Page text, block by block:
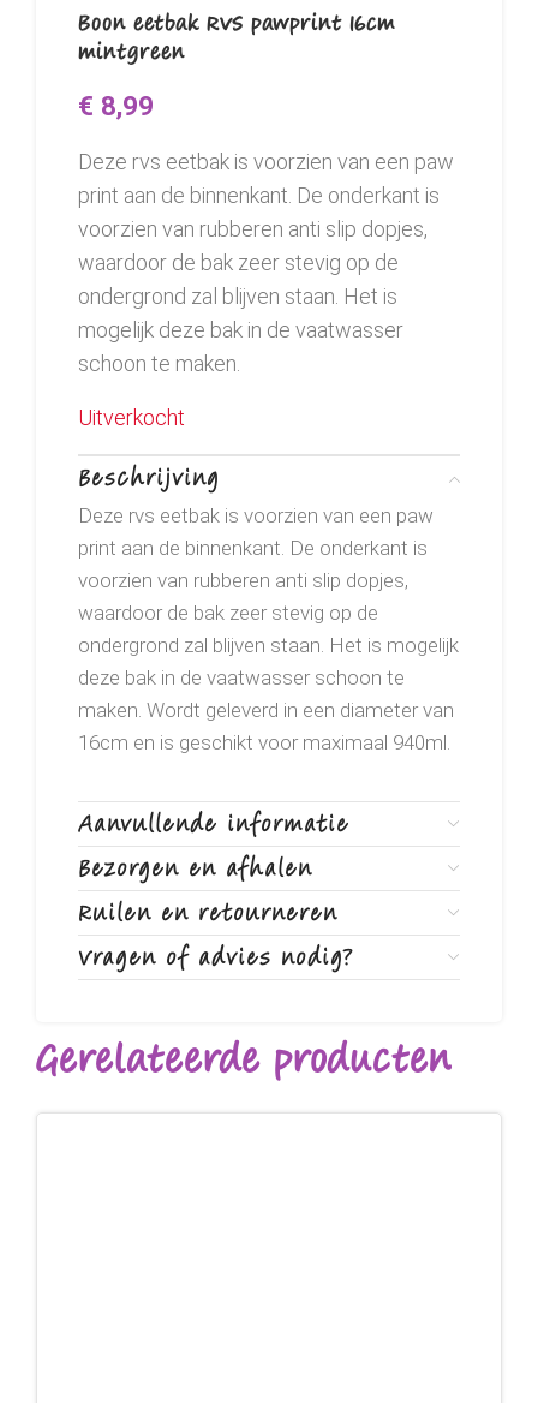
Boon eetbak RVS pawprint 16cm
mintgreen
€ 8,99
Deze rvs eetbak is voorzien van een paw
print aan de binnenkant. De onderkant is
voorzien van rubberen anti slip dopjes,
waardoor de bak zeer stevig op de
ondergrond zal blijven staan. Het is
mogelijk deze bak in de vaatwasser
schoon te maken.
Uitverkocht
Beschrijving
Deze rvs eetbak is voorzien van een paw
print aan de binnenkant. De onderkant is
voorzien van rubberen anti slip dopjes,
waardoor de bak zeer stevig op de
ondergrond zal blijven staan. Het is mogelijk
deze bak in de vaatwasser schoon te
maken. Wordt geleverd in een diameter van
16cm en is geschikt voor maximaal 940ml.
Aanvullende informatie
Bezorgen en afhalen
Ruilen en retourneren
Vragen of advies nodig?
Gerelateerde producten